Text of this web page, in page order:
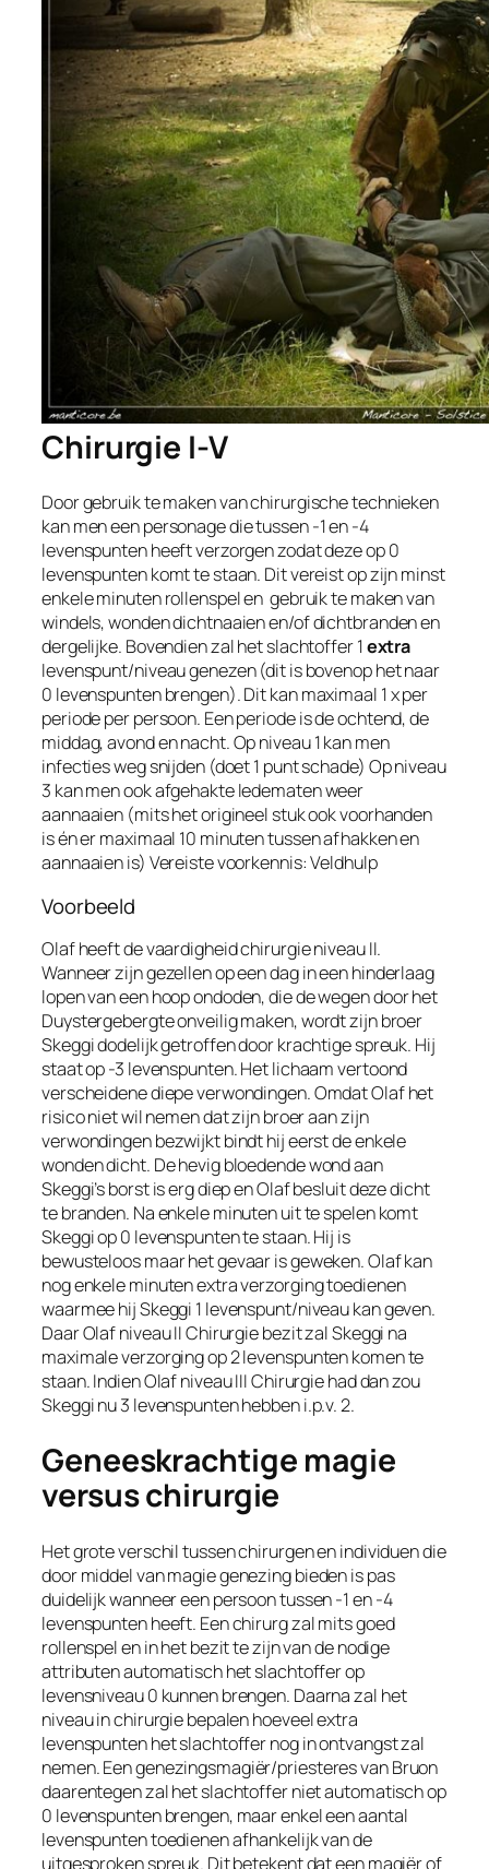
Chirurgie I-V
Door gebruik te maken van chirurgische technieken
kan men een personage die tussen -1 en -4
levenspunten heeft verzorgen zodat deze op 0
levenspunten komt te staan. Dit vereist op zijn minst
enkele minuten rollenspel en gebruik te maken van
windels, wonden dichtnaaien en/of dichtbranden en
dergelijke. Bovendien zal het slachtoffer 1extra
levenspunt/niveau genezen (dit is bovenop het naar
0 levenspunten brengen). Dit kan maximaal 1 x per
periode per persoon. Een periode is de ochtend, de
middag, avond en nacht. Op niveau 1 kan men
infecties weg snijden (doet 1 punt schade) Op niveau
3 kan men ook afgehakte ledematen weer
aannaaien (mits het origineel stuk ook voorhanden
is én er maximaal 10 minuten tussen afhakken en
aannaaien is) Vereiste voorkennis:​ Veldhulp
Voorbeeld
Olaf heeft de vaardigheid chirurgie niveau II.
Wanneer zijn gezellen op een dag in een hinderlaag
lopen van een hoop ondoden, die de wegen door het
Duystergebergte onveilig maken, wordt zijn broer
Skeggi dodelijk getroffen door krachtige spreuk. Hij
staat op -3 levenspunten. Het lichaam vertoond
verscheidene diepe verwondingen. Omdat Olaf het
risico niet wil nemen dat zijn broer aan zijn
verwondingen bezwijkt bindt hij eerst de enkele
wonden dicht. De hevig bloedende wond aan
Skeggi’s borst is erg diep en Olaf besluit deze dicht
te branden. Na enkele minuten uit te spelen komt
Skeggi op 0 levenspunten te staan. Hij is
bewusteloos maar het gevaar is geweken. Olaf kan
nog enkele minuten extra verzorging toedienen
waarmee hij Skeggi 1 levenspunt/niveau kan geven.
Daar Olaf niveau II Chirurgie bezit zal Skeggi na
maximale verzorging op 2 levenspunten komen te
staan. Indien Olaf niveau III Chirurgie had dan zou
Skeggi nu 3 levenspunten hebben i.p.v. 2.
Geneeskrachtige magie
versus chirurgie
Het grote verschil tussen chirurgen en individuen die
door middel van magie genezing bieden is pas
duidelijk wanneer een persoon tussen -1 en -4
levenspunten heeft. Een chirurg zal mits goed
rollenspel en in het bezit te zijn van de nodige
attributen automatisch het slachtoffer op
levensniveau 0 kunnen brengen. Daarna zal het
niveau in chirurgie bepalen hoeveel extra
levenspunten het slachtoffer nog in ontvangst zal
nemen. Een genezingsmagiër/priesteres van Bruon
daarentegen zal het slachtoffer niet automatisch op
0 levenspunten brengen, maar enkel een aantal
levenspunten toedienen afhankelijk van de
uitgesproken spreuk. Dit betekent dat een magiër of